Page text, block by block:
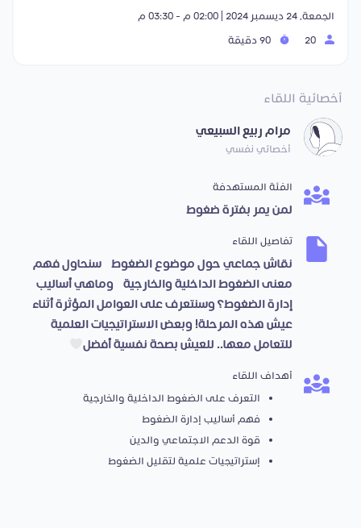
الجمعة, 24 ديسمبر 2024 | 02:00 م - 03:30 م
أخصائية اللقاء
مرام ربيع السبيعي
أخصائي نفسي
الفئة المستهدفة
لمن يمر بفترة ضغوط
تفاصيل اللقاء
نقاش جماعي حول موضوع الضغوط، سنحاول فهم
معنى الضغوط الداخلية والخارجية، وماهي أساليب
إدارة الضغوط؟ وسنتعرف على العوامل المؤثرة أثناء
عيش هذه المرحلة! وبعض الاستراتيجيات العلمية
للتعامل معها.. للعيش بصحة نفسية أفضل
أهداف اللقاء
التعرف على الضغوط الداخلية والخارجية
فهم أساليب إدارة الضغوط
قوة الدعم الاجتماعي والدين
إستراتيجيات علمية لتقليل الضغوط